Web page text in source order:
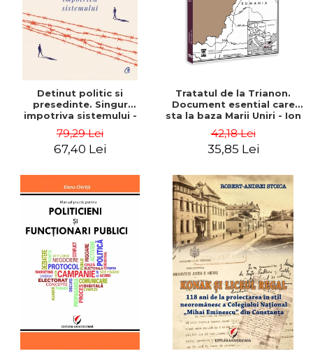
Detinut politic si
presedinte. Singur
impotriva sistemului -
79,29 Lei
67,40 Lei
Tratatul de la Trianon.
Document esential care
sta la baza Marii Uniri - Ion
42,18 Lei
35,85 Lei